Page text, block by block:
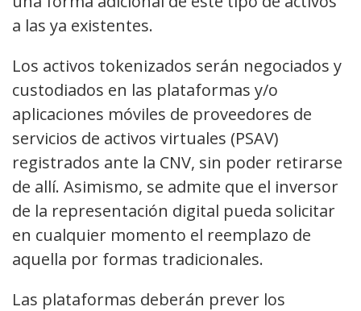
a las ya existentes.
Los activos tokenizados serán negociados y
custodiados en las plataformas y/o
aplicaciones móviles de proveedores de
servicios de activos virtuales (PSAV)
registrados ante la CNV, sin poder retirarse
de allí. Asimismo, se admite que el inversor
de la representación digital pueda solicitar
en cualquier momento el reemplazo de
aquella por formas tradicionales.
Las plataformas deberán prever los